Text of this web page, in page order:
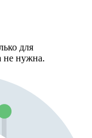
для
не нужна.